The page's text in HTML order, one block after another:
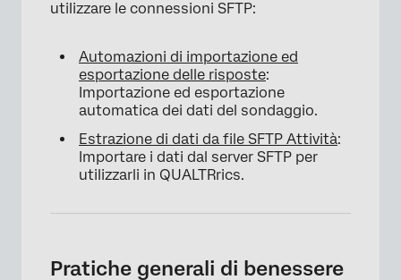
utilizzare le connessioni SFTP:
Automazioni di importazione ed
esportazione delle risposte:
Importazione ed esportazione
automatica dei dati del sondaggio.
Estrazione di dati da file SFTP Attività:
Importare i dati dal server SFTP per
utilizzarli in QUALTRrics.
Pratiche generali di benessere